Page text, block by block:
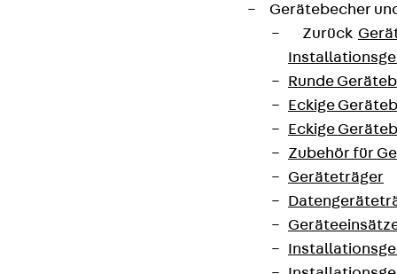
Gerätebecher
Zurück
Runde
Eckige
Eckige
Zubehör für
Geräteträger